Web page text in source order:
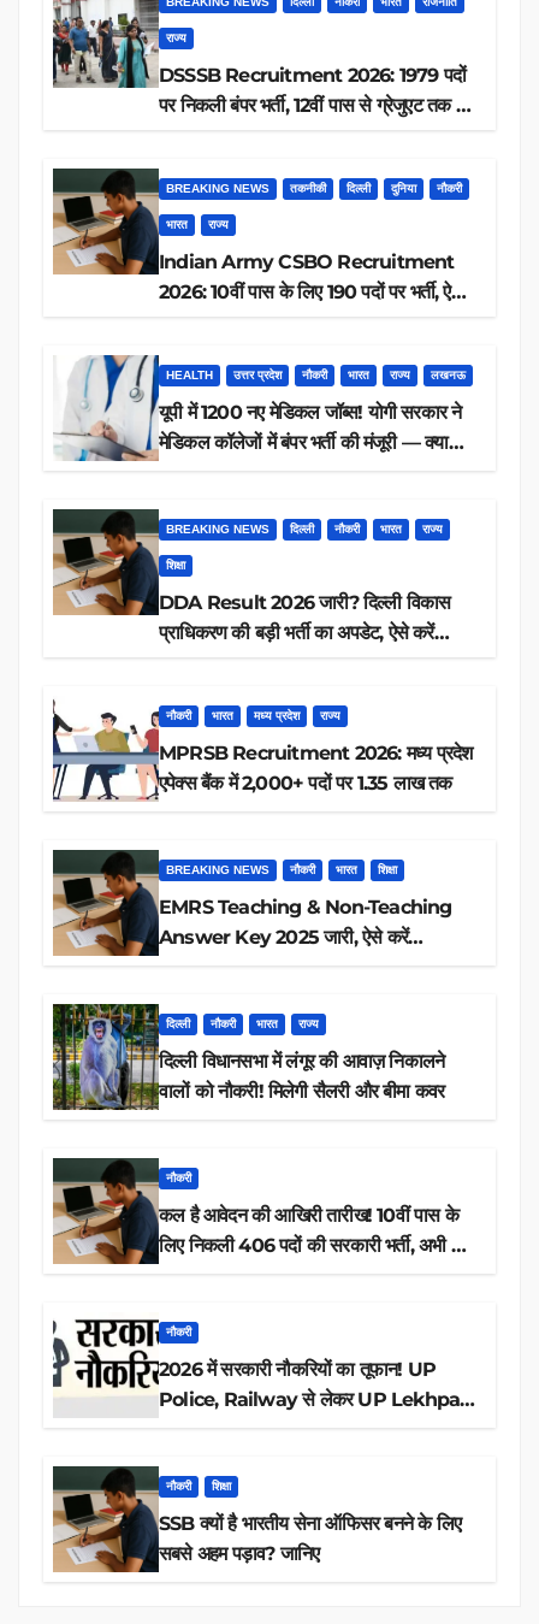
राज्य
DSSSB Recruitment 2026: 1979 पदों
पर निकली बंपर भर्ती, 12वीं पास से ग्रेजुएट तक करें
BREAKING NEWS तकनीकी दिल्ली दुनिया नौकरी
भारत राज्य
Indian Army CSBO Recruitment
2026: 10वीं पास के लिए 190 पदों पर भर्ती, ऐसे
HEALTH उत्तर प्रदेश नौकरी भारत राज्य लखनऊ
यूपी में 1200 नए मेडिकल जॉब्स! योगी सरकार ने
मेडिकल कॉलेजों में बंपर भर्ती की मंजूरी — क्या
BREAKING NEWS दिल्ली नौकरी भारत राज्य
शिक्षा
DDA Result 2026 जारी? दिल्ली विकास
प्राधिकरण की बड़ी भर्ती का अपडेट, ऐसे करें
नौकरी भारत मध्य प्रदेश राज्य
MPRSB Recruitment 2026: मध्य प्रदेश
एपेक्स बैंक में 2,000+ पदों पर 1.35 लाख तक
BREAKING NEWS नौकरी भारत शिक्षा
EMRS Teaching & Non-Teaching
Answer Key 2025 जारी, ऐसे करें
दिल्ली नौकरी भारत राज्य
दिल्ली विधानसभा में लंगूर की आवाज़ निकालने
वालों को नौकरी! मिलेगी सैलरी और बीमा कवर
नौकरी
कल है आवेदन की आखिरी तारीख! 10वीं पास के
लिए निकली 406 पदों की सरकारी भर्ती, अभी करें
नौकरी
2026 में सरकारी नौकरियों का तूफान! UP
Police, Railway से लेकर UP Lekhpal
नौकरी शिक्षा
SSB क्यों है भारतीय सेना ऑफिसर बनने के लिए
सबसे अहम पड़ाव? जानिए